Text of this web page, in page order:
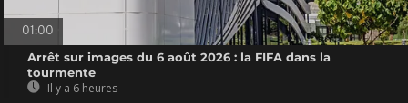
01:00
Arrêt sur images du 6 août 2026 : la FIFA dans la
tourmente
Il y a 6 heures